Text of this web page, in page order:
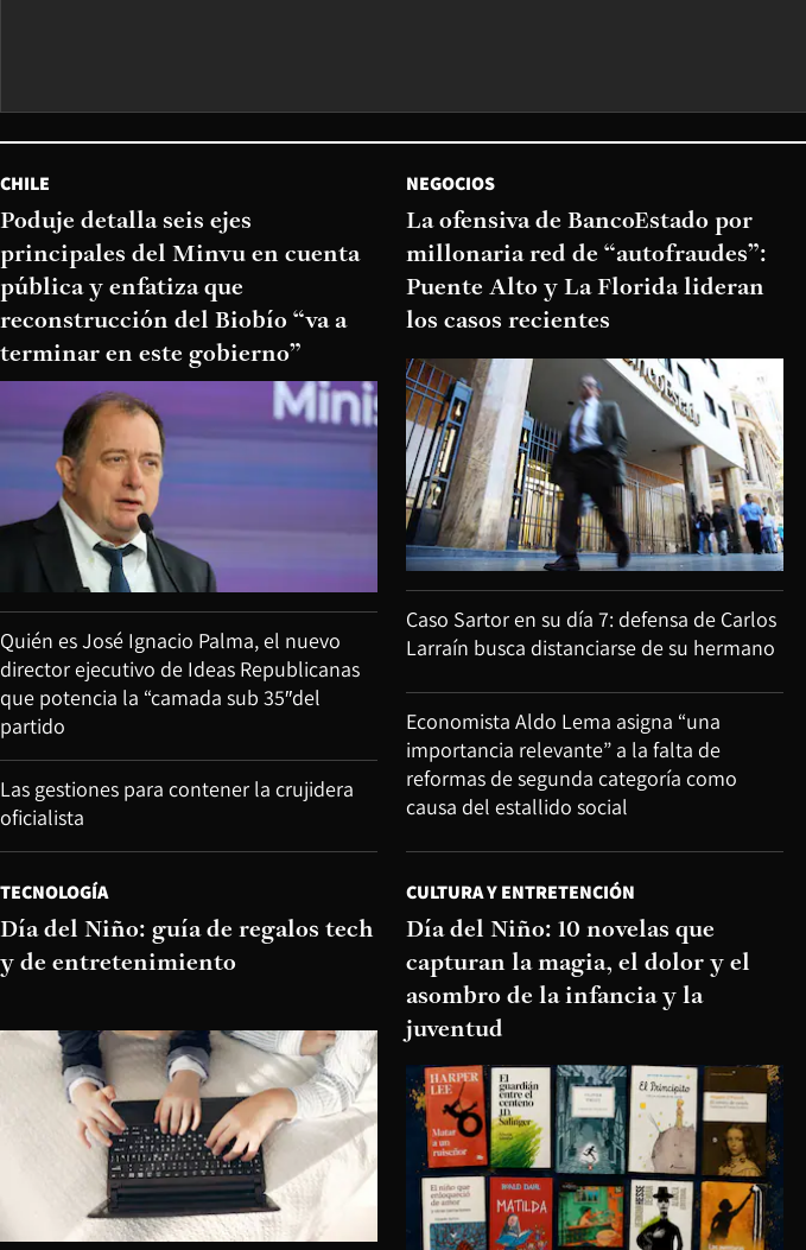
CHILE
Poduje detalla seis ejes
principales del Minvu en cuenta
pública y enfatiza que
reconstrucción del Biobío “va a
terminar en este gobierno”
Quién es José Ignacio Palma, el nuevo
director ejecutivo de Ideas Republicanas
que potencia la “camada sub 35″del
partido
Las gestiones para contener la crujidera
oficialista
NEGOCIOS
La ofensiva de BancoEstado por
millonaria red de “autofraudes”:
Puente Alto y La Florida lideran
los casos recientes
Caso Sartor en su día 7: defensa de Carlos
Larraín busca distanciarse de su hermano
Economista Aldo Lema asigna “una
importancia relevante” a la falta de
reformas de segunda categoría como
causa del estallido social
TECNOLOGÍA
Día del Niño: guía de regalos tech
y de entretenimiento
CULTURA Y ENTRETENCIÓN
Día del Niño: 10 novelas que
capturan la magia, el dolor y el
asombro de la infancia y la
juventud